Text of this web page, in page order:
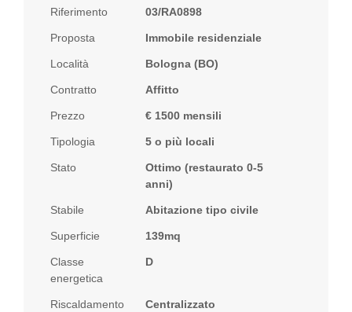
Riferimento 03/RA0898
Proposta Immobile residenziale
Località Bologna (BO)
Contratto Affitto
Prezzo € 1500 mensili
Tipologia 5 o più locali
Stato
Ottimo (restaurato 0-5
anni)
Stabile Abitazione tipo civile
Superficie 139mq
Classe
energetica
D
Riscaldamento Centralizzato